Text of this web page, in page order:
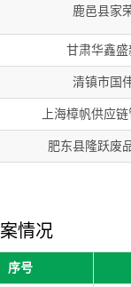
鹿邑县家
甘肃华鑫
清镇市国
上海樟帆供应
肥东县隆跃废
情况
序号